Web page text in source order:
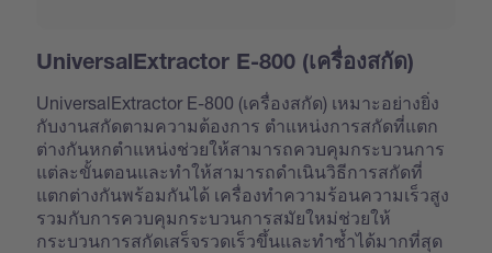
UniversalExtractor E-800 (เครื่องสกัด)
UniversalExtractor E-800 (เครื่องสกัด) เหมาะอย่างยิ่ง
กับงานสกัดตามความต้องการ ตำแหน่งการสกัดที่แตก
ต่างกันหกตำแหน่งช่วยให้สามารถควบคุมกระบวนการ
แต่ละขั้นตอนและทำให้สามารถดำเนินวิธีการสกัดที่
แตกต่างกันพร้อมกันได้ เครื่องทำความร้อนความเร็วสูง
รวมกับการควบคุมกระบวนการสมัยใหม่ช่วยให้
กระบวนการสกัดเสร็จรวดเร็วขึ้นและทำซ้ำได้มากที่สุด